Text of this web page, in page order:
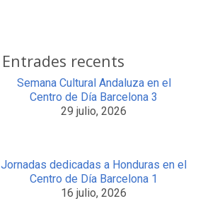
Entrades recents
Semana Cultural Andaluza en el
Centro de Día Barcelona 3
29 julio, 2026
Jornadas dedicadas a Honduras en el
Centro de Día Barcelona 1
16 julio, 2026